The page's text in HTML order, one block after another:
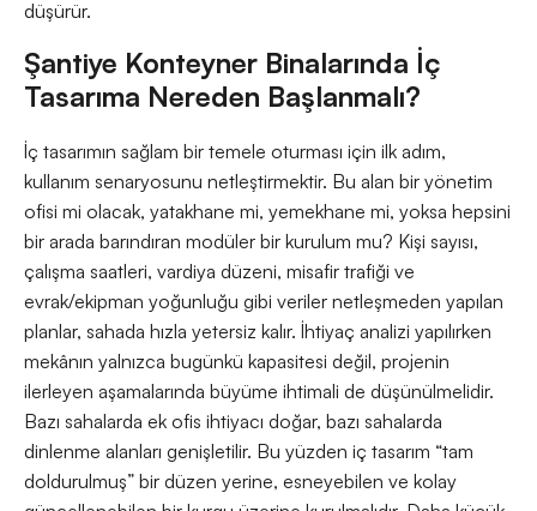
düşürür.
Şantiye Konteyner Binalarında İç
Tasarıma Nereden Başlanmalı?
İç tasarımın sağlam bir temele oturması için ilk adım,
kullanım senaryosunu netleştirmektir. Bu alan bir yönetim
ofisi mi olacak, yatakhane mi, yemekhane mi, yoksa hepsini
bir arada barındıran modüler bir kurulum mu? Kişi sayısı,
çalışma saatleri, vardiya düzeni, misafir trafiği ve
evrak/ekipman yoğunluğu gibi veriler netleşmeden yapılan
planlar, sahada hızla yetersiz kalır. İhtiyaç analizi yapılırken
mekânın yalnızca bugünkü kapasitesi değil, projenin
ilerleyen aşamalarında büyüme ihtimali de düşünülmelidir.
Bazı sahalarda ek ofis ihtiyacı doğar, bazı sahalarda
dinlenme alanları genişletilir. Bu yüzden iç tasarım “tam
doldurulmuş” bir düzen yerine, esneyebilen ve kolay